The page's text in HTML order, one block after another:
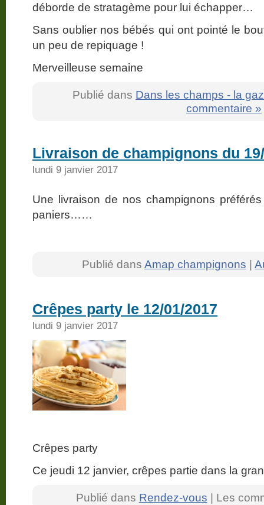
déborde de stratagème pour lui échapper…
Sans oublier nos bébés qui ont pointé le
un peu de repiquage !
Merveilleuse semaine
Publié dans Dans les champs - la
commentaire »
Livraison de champignons du
lundi 9 janvier 2017
Une livraison de nos champignons
paniers……
Publié dans Amap champignons |
Crêpes party le 12/01/2017
lundi 9 janvier 2017
Crêpes party
Ce jeudi 12 janvier, crêpes partie dans la
Publié dans Rendez-vous | Les